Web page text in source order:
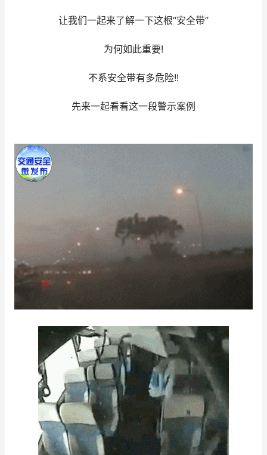
让我们一起来了解一下这根“安全带”
为何如此重要!
不系安全带有多危险!!
先来一起看看这一段警示案例